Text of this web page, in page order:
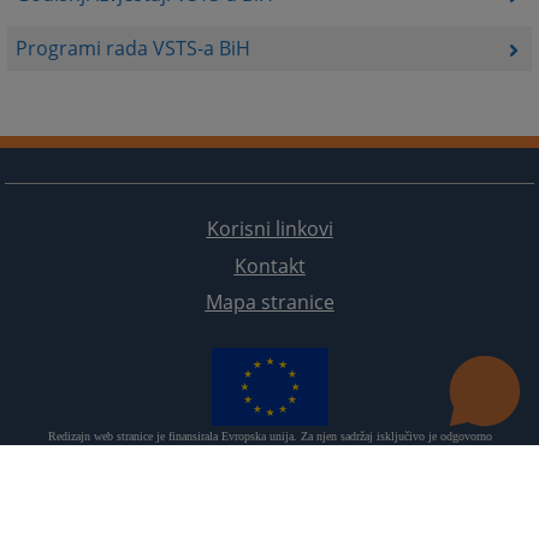
Programi rada VSTS-a BiH
Korisni linkovi
Kontakt
Mapa stranice
Redizajn web stranice je finansirala Evropska unija. Za njen sadržaj isključivo je odgovorno